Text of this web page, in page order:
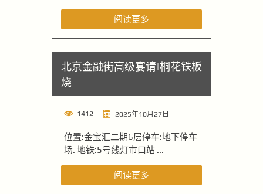
阅读更多
北京金融街高级宴请|桐花铁板
烧
1412 2025年10月27日
位置:金宝汇二期6层停车:地下停车
场. 地铁:5号线灯市口站 ...
阅读更多